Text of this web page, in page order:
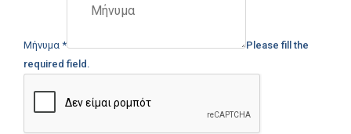
Μήνυμα *
Please fill the
required field.